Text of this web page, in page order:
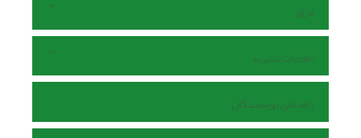
مرور
اطلاعات نشریه
راهنمای نویسندگان